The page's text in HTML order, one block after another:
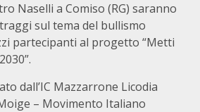
Naselli a Comiso (RG) saranno
sul tema del bullismo
partecipanti al progetto “Metti
dall’IC Mazzarrone Licodia
– Movimento Italiano